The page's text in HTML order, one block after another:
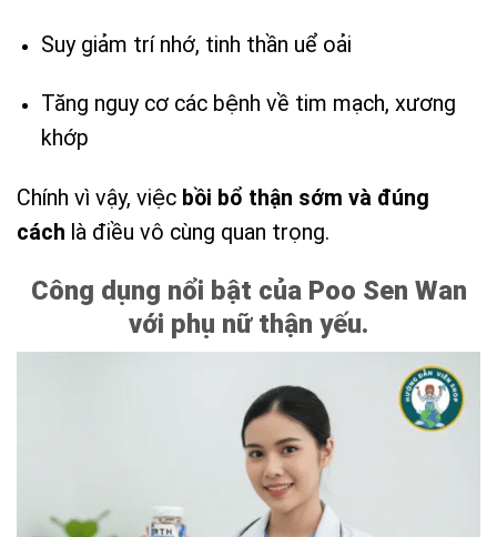
Suy giảm trí nhớ, tinh thần uể oải
Tăng nguy cơ các bệnh về tim mạch, xương
khớp
Chính vì vậy, việc bồi bổ thận sớm và đúng
cách là điều vô cùng quan trọng.
Công dụng nổi bật của Poo Sen Wan
với phụ nữ thận yếu.